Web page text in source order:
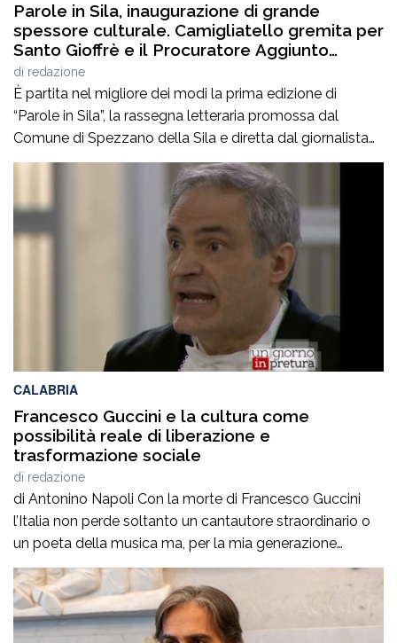
Parole in Sila, inaugurazione di grande
spessore culturale. Camigliatello gremita per
Santo Gioffrè e il Procuratore Aggiunto
Stefano Musolino
di redazione
È partita nel migliore dei modi la prima edizione di
“Parole in Sila”, la rassegna letteraria promossa dal
Comune di Spezzano della Sila e diretta dal giornalista
Pasquale Motta, che fino al 19 agosto porterà a
Camigliatello Silano alcuni tra i più autorevoli
protagonisti del panorama culturale e istituzionale
italiano. Nella splendida cornice di Piazza […]
CALABRIA
Francesco Guccini e la cultura come
possibilità reale di liberazione e
trasformazione sociale
di redazione
di Antonino Napoli Con la morte di Francesco Guccini
l’Italia non perde soltanto un cantautore straordinario o
un poeta della musica ma, per la mia generazione
cresciuta nella sinistra degli anni Ottanta e Novanta, se
ne va un autentico riferimento culturale, uno di quei
maestri che hanno insegnato a pensare prima ancora
che a cantare. […]